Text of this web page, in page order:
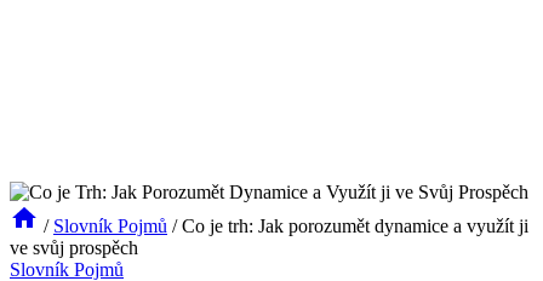
/ Slovník Pojmů / Co je trh: Jak porozumět dynamice a využít ji
ve svůj prospěch
Slovník Pojmů